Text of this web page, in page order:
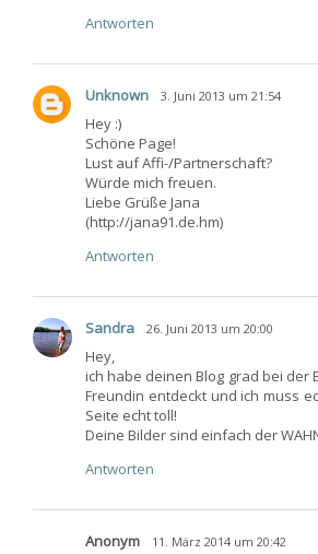
Antworten
Unknown 3. Juni 2013 um 21:54
Hey :)
Schöne Page!
Lust auf Affi-/Partnerschaft?
Würde mich freuen.
Liebe Grüße Jana
(http://jana91.de.hm)
Antworten
Sandra 26. Juni 2013 um 20:00
Hey,
ich habe deinen Blog grad bei der
Freundin entdeckt und ich muss
Seite echt toll!
Deine Bilder sind einfach der
Antworten
Anonym 11. März 2014 um 20:42